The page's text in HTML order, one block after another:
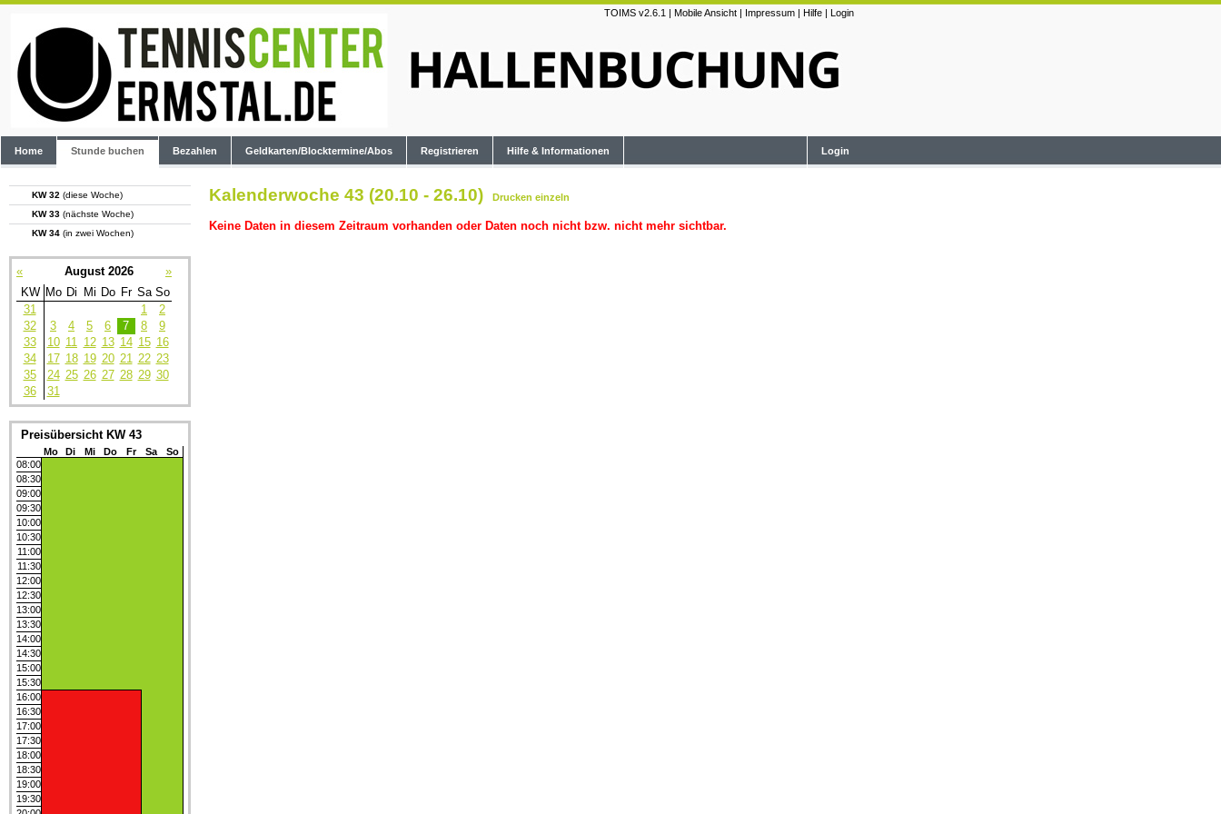
TOIMS v2.6.1 | Mobile Ansicht | Impressum | Hilfe | Login
Home Stunde buchen Bezahlen Geldkarten/Blocktermine/Abos Registrieren Hilfe & Informationen Login
KW 32 (diese Woche)
KW 33 (nächste Woche)
KW 34 (in zwei Wochen)
« August 2026
»
KW Mo Di Mi Do Fr Sa So
31
1
2
32
3 4 5 6 7 8
9
33
10 11 12 13 14 15 16
34
17 18 19 20 21 22 23
35
24 25 26 27 28 29 30
36
31
Preisübersicht KW 43
Mo Di Mi Do Fr Sa
So
08:00
08:30
09:00
09:30
10:00
10:30
11:00
11:30
12:00
12:30
13:00
13:30
14:00
14:30
15:00
15:30
16:00
16:30
17:00
17:30
18:00
18:30
19:00
19:30
Kalenderwoche 43 (20.10 - 26.10) Drucken einzeln
Keine Daten in diesem Zeitraum vorhanden oder Daten noch nicht bzw. nicht mehr sichtbar.